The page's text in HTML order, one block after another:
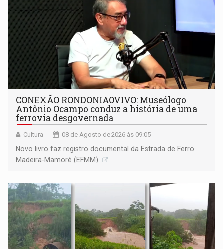
CONEXÃO RONDONIAOVIVO: Museólogo
Antônio Ocampo conduz a história de uma
ferrovia desgovernada
Cultura 08 de Agosto de 2026 às 09:05
Novo livro faz registro documental da Estrada de Ferro
Madeira-Mamoré (EFMM)